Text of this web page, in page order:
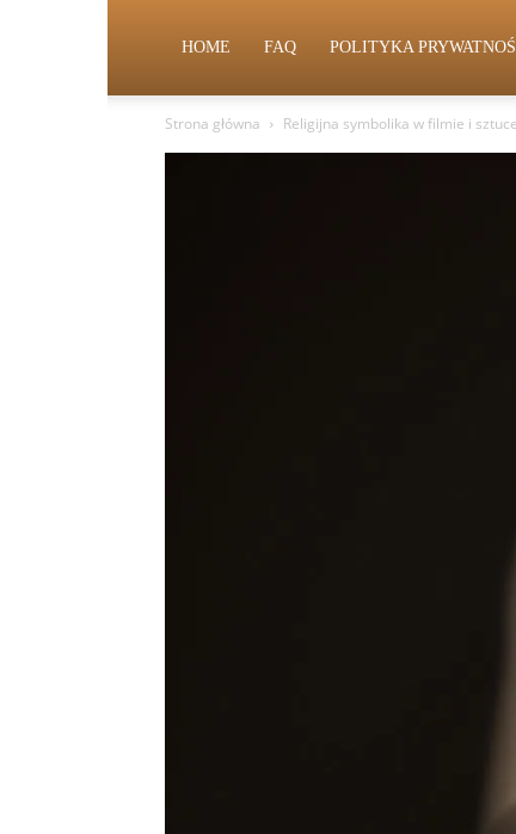
HOME FAQ POLITYKA
Strona główna Religijna symbolika w filmie i